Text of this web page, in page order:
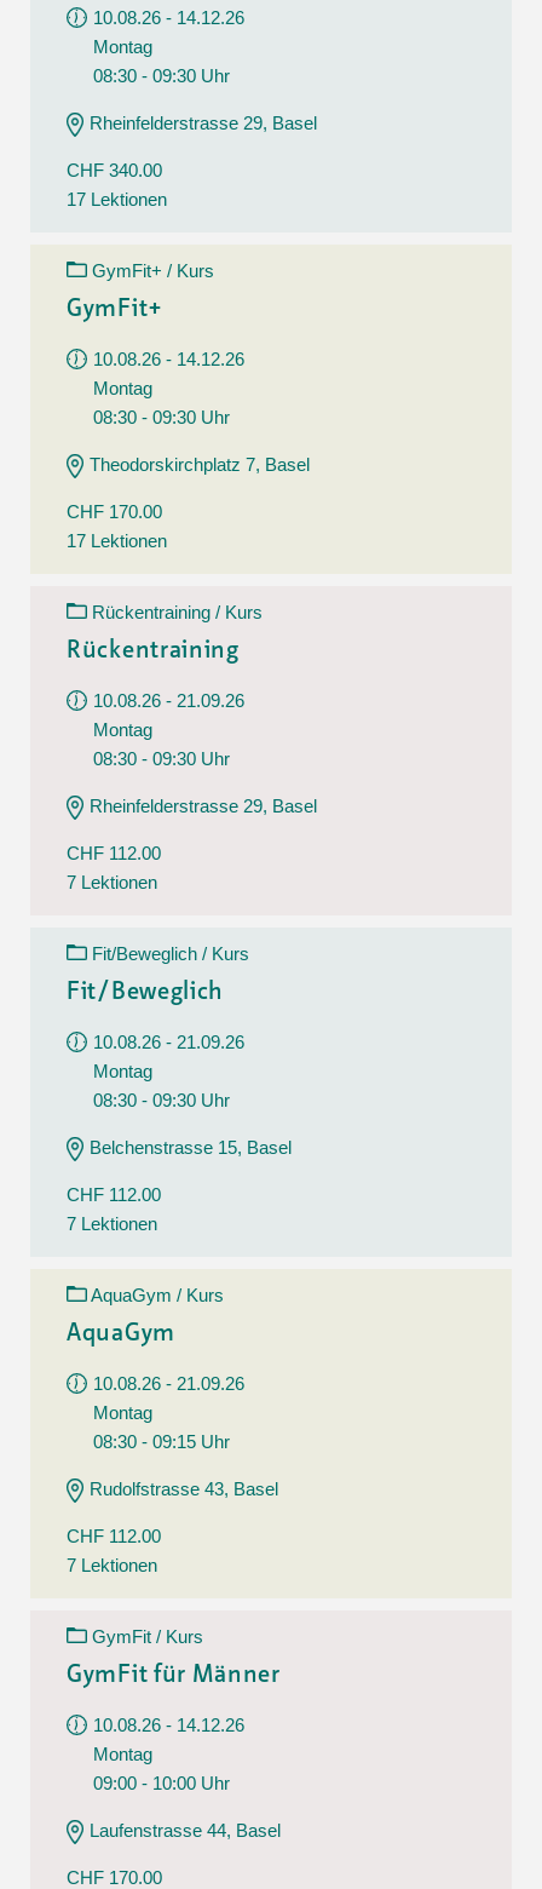
10.08.26 - 14.12.26
Montag
08:30 - 09:30 Uhr
Rheinfelderstrasse 29, Basel
CHF 340.00
17 Lektionen
GymFit+ / Kurs
GymFit+
10.08.26 - 14.12.26
Montag
08:30 - 09:30 Uhr
Theodorskirchplatz 7, Basel
CHF 170.00
17 Lektionen
Rückentraining / Kurs
Rückentraining
10.08.26 - 21.09.26
Montag
08:30 - 09:30 Uhr
Rheinfelderstrasse 29, Basel
CHF 112.00
7 Lektionen
Fit/Beweglich / Kurs
Fit/Beweglich
10.08.26 - 21.09.26
Montag
08:30 - 09:30 Uhr
Belchenstrasse 15, Basel
CHF 112.00
7 Lektionen
AquaGym / Kurs
AquaGym
10.08.26 - 21.09.26
Montag
08:30 - 09:15 Uhr
Rudolfstrasse 43, Basel
CHF 112.00
7 Lektionen
GymFit / Kurs
GymFit für Männer
10.08.26 - 14.12.26
Montag
09:00 - 10:00 Uhr
Laufenstrasse 44, Basel
CHF 170.00